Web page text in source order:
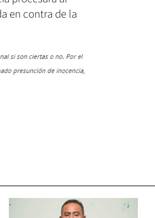
en contra de la